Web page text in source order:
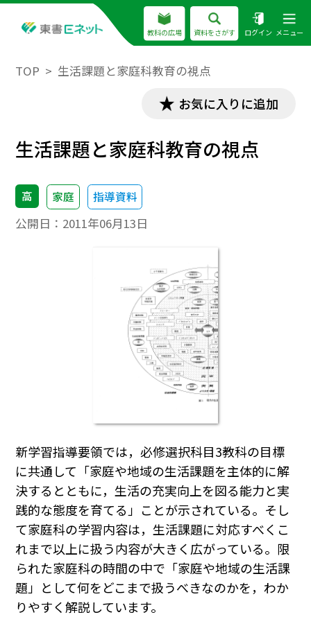
教科の広場 資料をさがす ログイン メニュー
TOP 生活課題と家庭科教育の視点
お気に入りに追加
生活課題と家庭科教育の視点
高 家庭 指導資料
公開日： 2011年06月13日
新学習指導要領では，必修選択科目3教科の目標
に共通して「家庭や地域の生活課題を主体的に解
決するとともに，生活の充実向上を図る能力と実
践的な態度を育てる」ことが示されている。そし
て家庭科の学習内容は，生活課題に対応すべくこ
れまで以上に扱う内容が大きく広がっている。限
られた家庭科の時間の中で「家庭や地域の生活課
題」として何をどこまで扱うべきなのかを，わか
りやすく解説しています。